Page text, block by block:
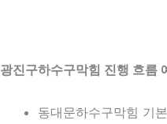
광진구하수구막힘 진행 흐
동대문하수구막힘 기